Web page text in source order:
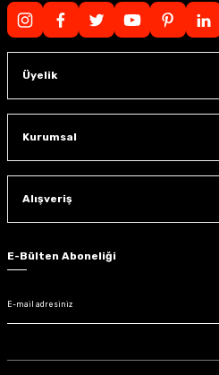
Üyelik
Kurumsal
Alışveriş
E-Bülten Aboneliği